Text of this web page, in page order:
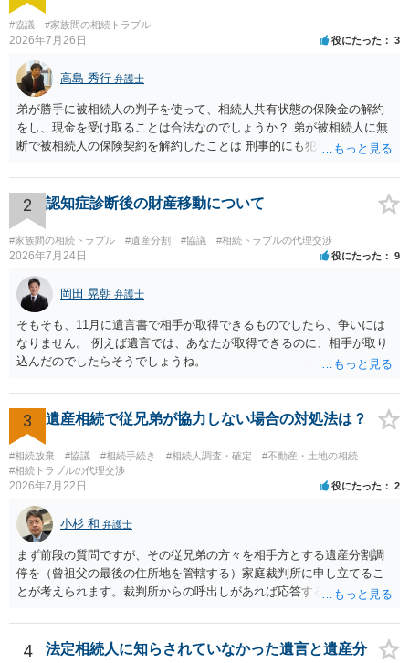
#協議 #家族間の相続トラブル
2026年7月26日 役にたった 3
高島 秀行 弁護士
弟が勝手に被相続人の判子を使って、相続人共有状態の保険金の解約
をし、現金を受け取ることは合法なのでしょうか？ 弟が被相続人に無
断で被相続人の保険契約を解約したことは 刑事的にも犯罪となる可能
された書類のコピーを取得して、弁護士に面談で詳しい事情を話して
相談 されたら良いと思います。
2 認知症診断後の財産移動について
#家族間の相続トラブル #遺産分割 #協議 #相続トラブルの代理交渉
2026年7月24日 役にたった 9
岡田 晃朝 弁護士
そもそも、11月に遺言書で相手が取得できるものでしたら、争いには
なりません。 例えば遺言では、あなたが取得できるのに、相手が取り
込んだのでしたらそうでしょうね。
3 遺産相続で従兄弟が協力しない場合の対処法は？
#相続放棄 #協議 #相続手続き #相続人調査・確定
#不動産・土地の相続
#相続トラブルの代理交渉
2026年7月22日 役にたった 2
小杉 和 弁護士
まず前段の質問ですが、その従兄弟の方々を相手方とする遺産分割調
停を（曾祖父の最後の住所地を管轄する）家庭裁判所に申し立てるこ
とが考えられます。裁判所からの呼出しがあれば応答する可能性がま
能と思われます。時間が思った以上にないので必要書類をてきぱきと
揃える必要があります。その点是非御注意ください。
4
法定相続人に知らされていなかった遺言と遺産分